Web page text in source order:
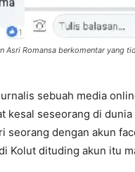
Romansa berkomentar yang
sebuah media
kesal seseorang di dunia
dengan akun
Kolut dituding akun itu